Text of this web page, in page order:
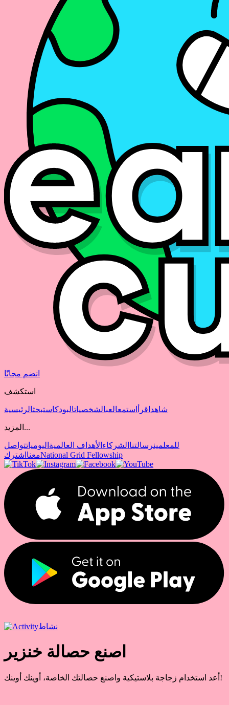
انضم مجانًا
استكشف
شاهد اقرأ استمعالعبالشخصياتالبودكاستبحثالرئيسية
المزيد...
للمعلمينرسالتنا الشركاء الأهداف العالمية اليومياتتواصل
معنا اشترك National Grid Fellowship
نشاط
اصنع حصالة خنزير
أعد استخدام زجاجة بلاستيكية واصنع حصالتك الخاصة، أوينك أوينك!